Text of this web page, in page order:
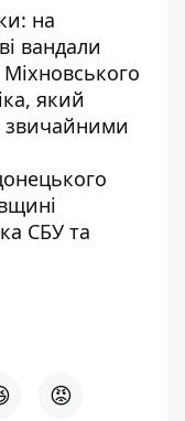
на
вандали
який
звичайними
СБУ та
😡